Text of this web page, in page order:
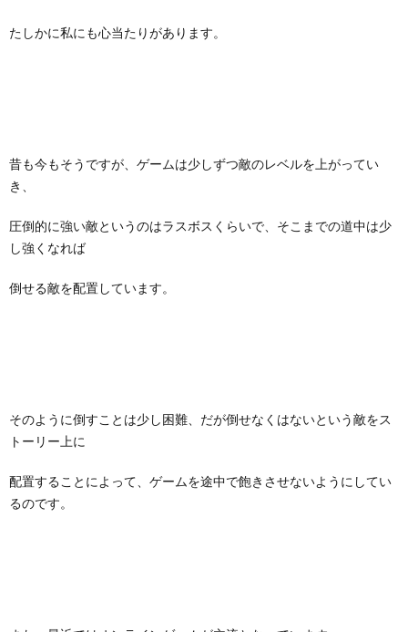
たしかに私にも心当たりがあります。
昔も今もそうですが、ゲームは少しずつ敵のレベルを上がってい
き、
圧倒的に強い敵というのはラスボスくらいで、そこまでの道中は少
し強くなれば
倒せる敵を配置しています。
そのように倒すことは少し困難、だが倒せなくはないという敵をス
トーリー上に
配置することによって、ゲームを途中で飽きさせないようにしてい
るのです。